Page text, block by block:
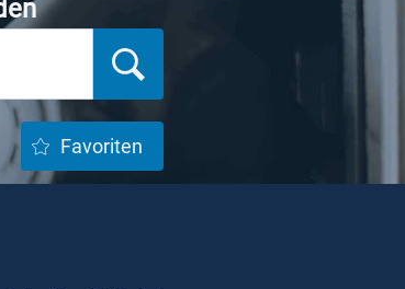
Favoriten